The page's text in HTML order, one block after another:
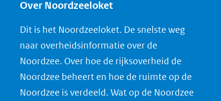
e
o
p
F
a
c
e
o
p
L
i
n
e
o
p
X
(opent
in
n
o
a
d
P
D
Over Noordzeeloket
Dit is het Noordzeeloket. De snelste weg
naar overheidsinformatie over de
Noordzee. Over hoe de rijksoverheid de
Noordzee beheert en hoe de ruimte op de
Noordzee is verdeeld. Wat op de Noordzee